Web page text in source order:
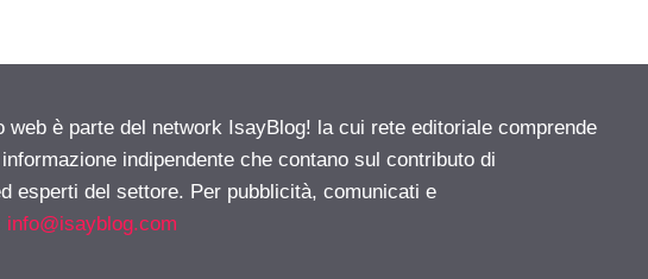
web è parte del network IsayBlog! la cui rete editoriale comprende
indipendente che contano sul contributo di
esperti del settore. Per pubblicità, comunicati e
info@isayblog.com